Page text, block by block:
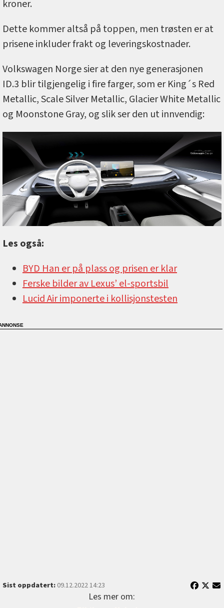
kroner.
Dette kommer altså på toppen, men trøsten er at
prisene inkluder frakt og leveringskostnader.
Volkswagen Norge sier at den nye generasjonen
ID.3 blir tilgjengelig i fire farger, som er King´s Red
Metallic, Scale Silver Metallic, Glacier White Metallic
og Moonstone Gray, og slik ser den ut innvendig:
Les også:
BYD Han er på plass og prisen er klar
Ferske bilder av Lexus’ el-sportsbil
Lucid Air imponerte i kollisjonstesten
Sist oppdatert:09.12.2022 14:23
Les mer om: